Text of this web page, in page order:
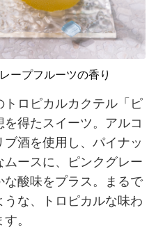
ープフルーツの香り
ロピカルカクテル「ピ
得たスイーツ。アルコ
酒を使用し、パイナッ
ースに、ピンクグレー
酸味をプラス。まるで
な、トロピカルな味わ
。